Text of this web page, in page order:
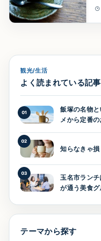
観光/生活
よく読まれている記事
01
飯塚の名物
メから定番
02
知らなきゃ
03
玉名市ラン
が通う美食グ
テーマから探す